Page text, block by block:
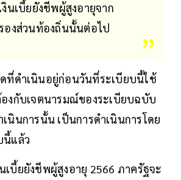
นเบี้ยยังชีพผู้สูงอายุจาก
องส่วนท้องถิ่นนั้นต่อไป
ดที่ดำเนินอยู่ก่อนวันที่ระเบียบนี้ใช้
งกับเจตนารมณ์ของระเบียบฉบับ
นินการนั้น เป็นการดำเนินการโดย
นี้แล้ว
เบี้ยยังชีพผู้สูงอายุ 2566 ภาครัฐจะ